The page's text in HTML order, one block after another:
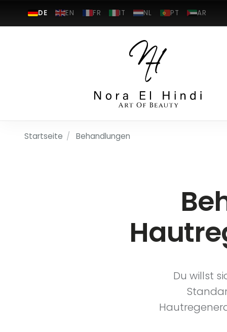
DE EN FR IT NL PT AR
Startseite / Behandlungen
Du willst